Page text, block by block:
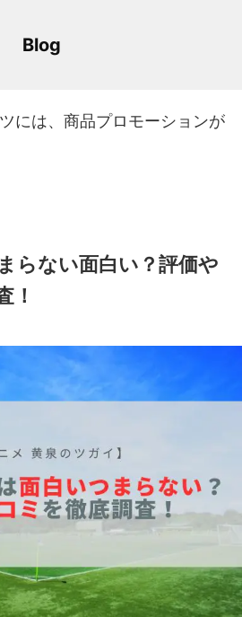
Blog
には、商品プロモーションが
らない面白い？評価や
！